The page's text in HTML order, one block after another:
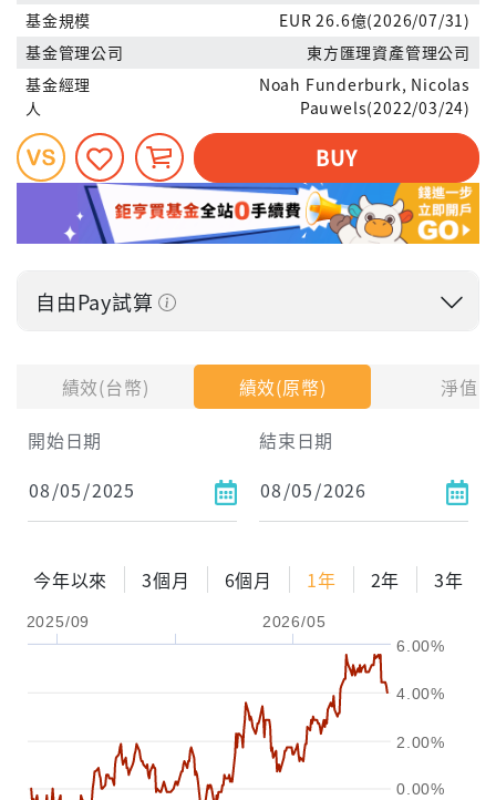
績效(台幣) 績效(原幣)
淨值
開始日期
結束日期
今年以來 3個月 6個月 1年 2年 3年
2025/09 2026/05
0.00%
2.00%
4.00%
6.00%
基金規模
EUR 26.6億(2026/07/31)
基金管理公司
東方匯理資產管理公司
基金經理
人
Noah Funderburk, Nicolas
Pauwels(2022/03/24)
BUY
自由Pay試算
每月Pay出方式
依金額
依比例
0% 年化自由Pay率
2年
試算